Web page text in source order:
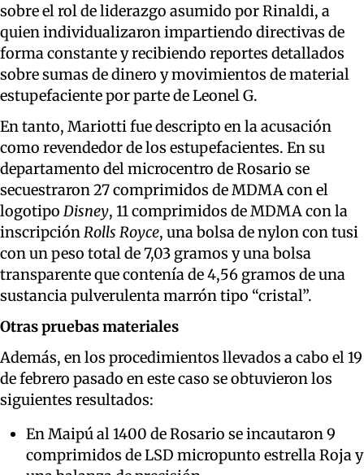
sobre el rol de liderazgo asumido por Rinaldi, a
quien individualizaron impartiendo directivas de
forma constante y recibiendo reportes detallados
sobre sumas de dinero y movimientos de material
estupefaciente por parte de Leonel G.
En tanto, Mariotti fue descripto en la acusación
como revendedor de los estupefacientes. En su
departamento del microcentro de Rosario se
secuestraron 27 comprimidos de MDMA con el
logotipo Disney, 11 comprimidos de MDMA con la
inscripciónRolls Royce, una bolsa de nylon con tusi
con un peso total de 7,03 gramos y una bolsa
transparente que contenía de 4,56 gramos de una
sustancia pulverulenta marrón tipo “cristal”.
Otras pruebas materiales
Además, en los procedimientos llevados a cabo el 19
de febrero pasado en este caso se obtuvieron los
siguientes resultados:
En Maipú al 1400 de Rosario se incautaron 9
comprimidos de LSD micropunto estrella Roja y